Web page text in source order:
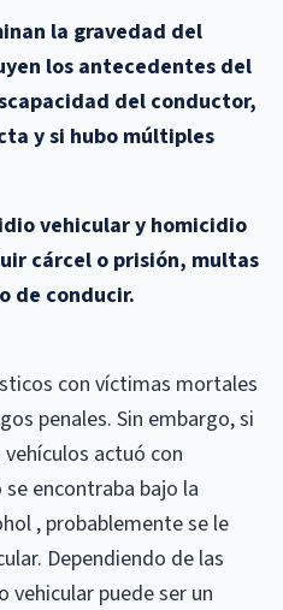
la gravedad del
los antecedentes del
del conductor,
y si hubo múltiples
vehicular y homicidio
cárcel o prisión, multas
de conducir.
con víctimas mortales
penales. Sin embargo, si
actuó con
encontraba bajo la
, probablemente se le
Dependiendo de las
vehicular puede ser un